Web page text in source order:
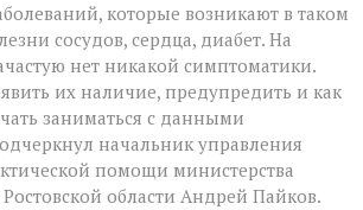
которые возникают в таком
сосудов, сердца, диабет. На
нет никакой симптоматики.
их наличие, предупредить и как
заниматься с данными
начальник управления
помощи министерства
области Андрей Пайков.